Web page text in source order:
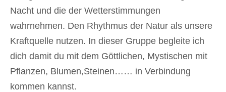
Nacht und die der Wetterstimmungen
wahrnehmen. Den Rhythmus der Natur als unsere
Kraftquelle nutzen. In dieser Gruppe begleite ich
dich damit du mit dem Göttlichen, Mystischen mit
Pflanzen, Blumen,Steinen…… in Verbindung
kommen kannst.